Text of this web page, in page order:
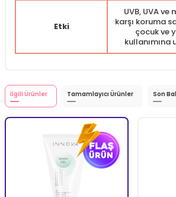
Etki
UVB, UVA ve
karşı koruma
çocuk ve
kullanımına
İlgili Ürünler Tamamlayıcı Ürünler Son